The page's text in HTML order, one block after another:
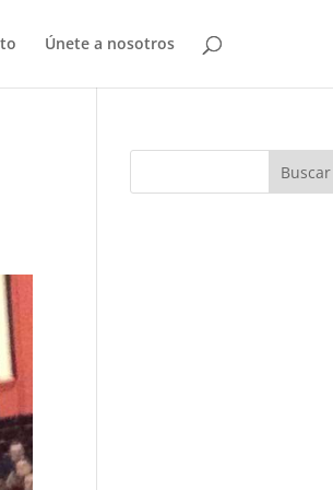
Únete a nosotros